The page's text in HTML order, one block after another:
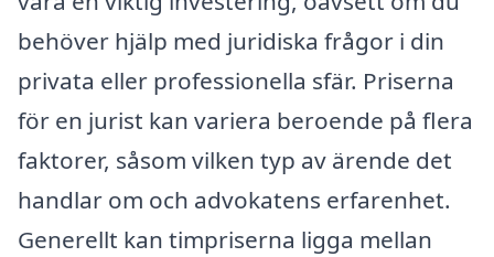
behöver hjälp med juridiska frågor i din
privata eller professionella sfär. Priserna
för en jurist kan variera beroende på flera
faktorer, såsom vilken typ av ärende det
handlar om och advokatens erfarenhet.
Generellt kan timpriserna ligga mellan